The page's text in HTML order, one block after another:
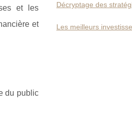
et les
et
du public
Décryptage des
Les meilleurs